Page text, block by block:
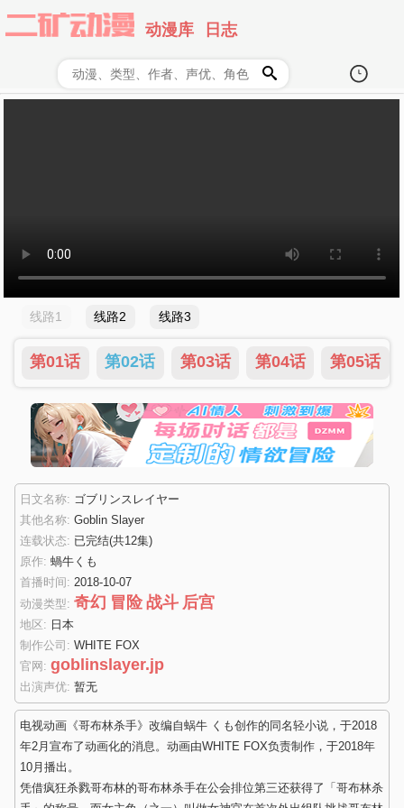
动漫库 日志
线路1 线路2 线路3
第01话 第02话 第03话 第04话 第05话
日文名称: ゴブリンスレイヤー
其他名称: Goblin Slayer
连载状态: 已完结(共12集)
原作: 蝸牛くも
首播时间: 2018-10-07
动漫类型: 奇幻 冒险 战斗 后宫
地区: 日本
制作公司: WHITE FOX
官网: goblinslayer.jp
出演声优: 暂无
电视动画《哥布林杀手》改编自蜗牛 くも创作的同名轻小说，于2018
年2月宣布了动画化的消息。动画由WHITE FOX负责制作，于2018年
10月播出。
凭借疯狂杀戮哥布林的哥布林杀手在公会排位第三还获得了「哥布林杀